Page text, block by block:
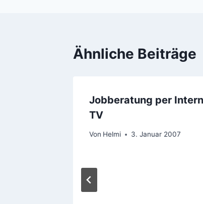
Ähnliche Beiträge
Jobberatung per
TV
Von Helmi 3. Januar 2007